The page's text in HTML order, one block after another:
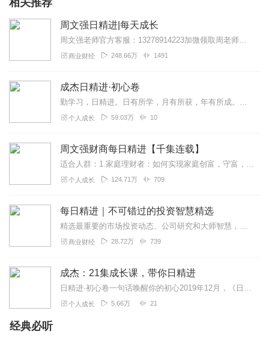
相关推荐
周文强日精进|每天成长
周文强老师官方客服：13278914223加微领取周老师课程视频学习资料
商业财经 248.66万 1491
成杰日精进·初心卷
勤学习，日精进。日有所学，月有所获，年有所成。每天进步一点点，就是迈向卓越的开始，不积跬步无以至千里，不积小流无以成江河，无一日不成长，无一日不精进，势必攀登人...
个人成长 59.03万 10
周文强财商每日精进【千集连载】
适合人群：1.家庭理财者：如何实现家庭创富，守富，用富，传富2.企业经营管理者：企业发展遇到瓶颈，如何转型突围3.创业者：希望成就一番事业，却苦于没钱没资源没人...
个人成长 124.71万 709
每日精进｜不可错过的投资智慧精选
精选最重要的市场投资动态、公司研究和大师智慧，深度挖掘，客观评价。以专题形式分享给你，碎片时间，每天进步一点点！聪明投资者是独立的投资内容与评价平台，以研究驱...
商业财经 28.72万 739
成杰：21集成长课，带你日精进
日精进·初心卷一句话唤醒你的初心2019年12月，《日精进·初心卷》全国首次公开发行。本书是继《日精进·道心卷》后成杰的又一力作。本书500句精言，成杰老师选取...
个人成长 5.66万 21
经典必听